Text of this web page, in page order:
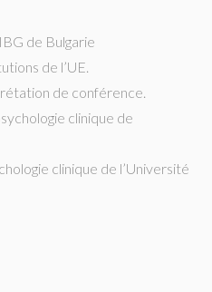
de Bulgarie
de l’UE.
de conférence.
clinique de
clinique de l’Université